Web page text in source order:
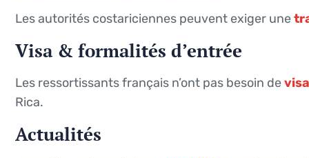
Les autorités costariciennes peuvent exiger une
Visa & formalités d’entrée
Les ressortissants français n’ont pas besoin devisa
Rica.
Actualités